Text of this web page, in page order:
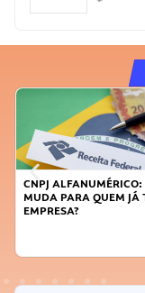
O QUE
QUEM JÁ TEM